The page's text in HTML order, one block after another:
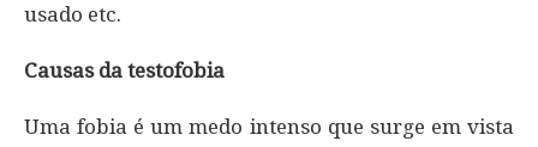
usado etc.
Causas da testofobia
Uma fobia é um medo intenso que surge em vista